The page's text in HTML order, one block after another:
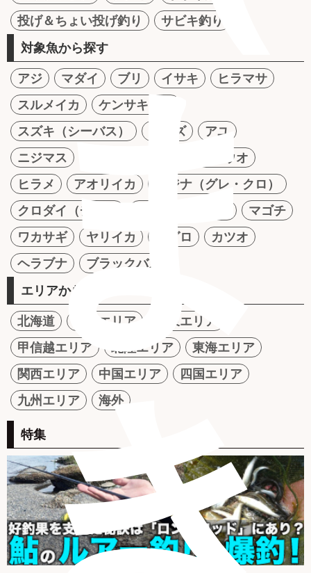
ま
投げ＆ちょい投げ釣り
サビキ釣り
対象魚から探す
アジ マダイ ブリ イサキ
ヒラマサ
スルメイカ
ケンサキイカ
スズキ（シーバス）
ナマズ
アユ
ニジマス
タチウオ
ヒラメ
アオリイカ
メジナ（グレ・クロ）
クロダイ（チヌ）
マゴチ
ワカサギ
ヤリイカ マグロ
カツオ
ヘラブナ
ブラックバス
エリアから探す
北海道 東北エリア
関東エリア
甲信越エリア
北陸エリア
東海エリア
関西エリア
中国エリア
四国エリア
九州エリア
海外
特集